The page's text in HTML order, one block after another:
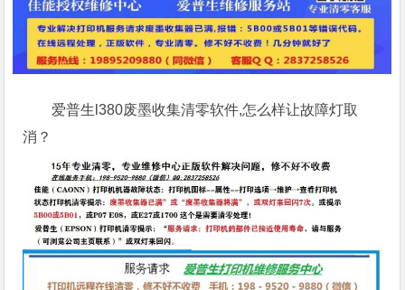
爱普生l380废墨收集清零软件,怎么样让故障灯取
消？